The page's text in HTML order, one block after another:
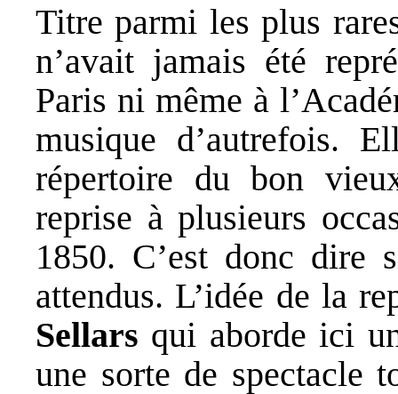
Titre parmi les plus
n’avait jamais été
Paris ni même à
musique d’autrefois.
répertoire du bon
reprise à plusieurs
1850. C’est donc dire
attendus. L’idée de la
Sellars qui aborde ici
une sorte de spectacle